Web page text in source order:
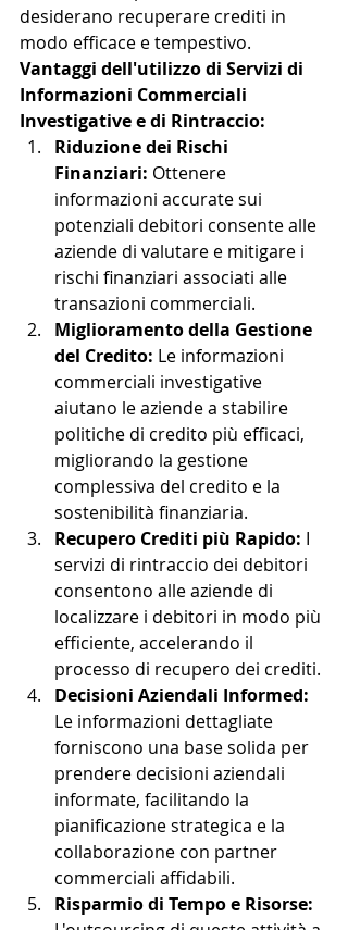
desiderano recuperare crediti in
modo efficace e tempestivo.
Vantaggi dell'utilizzo di Servizi di
Informazioni Commerciali
Investigative e di Rintraccio:
Riduzione dei Rischi
Finanziari: Ottenere
informazioni accurate sui
potenziali debitori consente alle
aziende di valutare e mitigare i
rischi finanziari associati alle
transazioni commerciali.
Miglioramento della Gestione
del Credito: Le informazioni
commerciali investigative
aiutano le aziende a stabilire
politiche di credito più efficaci,
migliorando la gestione
complessiva del credito e la
sostenibilità finanziaria.
Recupero Crediti più Rapido: I
servizi di rintraccio dei debitori
consentono alle aziende di
localizzare i debitori in modo più
efficiente, accelerando il
processo di recupero dei crediti.
Decisioni Aziendali Informed:
Le informazioni dettagliate
forniscono una base solida per
prendere decisioni aziendali
informate, facilitando la
pianificazione strategica e la
collaborazione con partner
commerciali affidabili.
Risparmio di Tempo e Risorse: